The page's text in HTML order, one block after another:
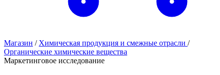
Магазин / Химическая продукция и смежные отрасли /
Органические химические вещества
Маркетинговое исследование